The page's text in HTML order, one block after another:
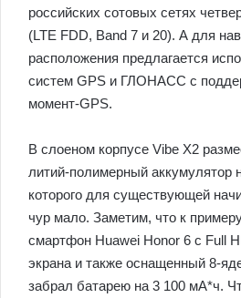
российских сотовых сетях
(LTE FDD, Band 7 и 20). А для
расположения предлагается
систем GPS и ГЛОНАСС с
момент-GPS.
В слоеном корпусе Vibe X2
литий-полимерный аккумулятор
которого для существующей
чур мало. Заметим, что к
смартфон Huawei Honor 6 с Full
экрана и также оснащенный 8-
забрал батарею на 3 100 мА*ч.